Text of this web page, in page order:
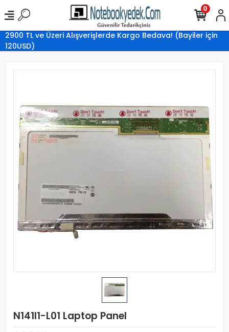
2900 TL ve Üzeri Alışverişlerde Kargo Bedava! (Bayiler için
120USD)
0
N141I1-L01 Laptop Panel